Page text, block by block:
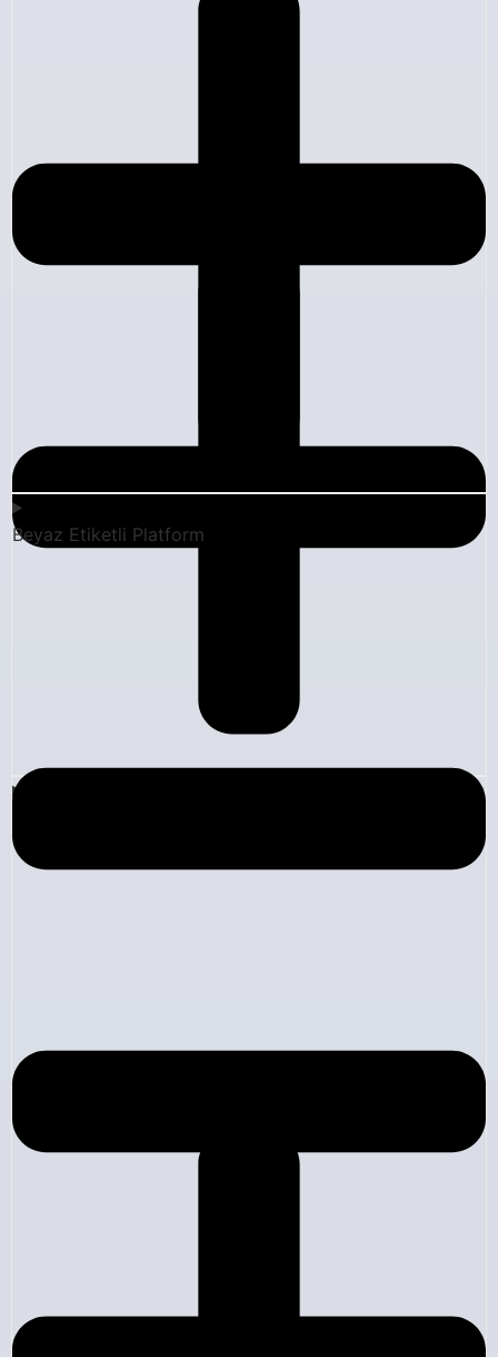
Beyaz Etiketli Platform